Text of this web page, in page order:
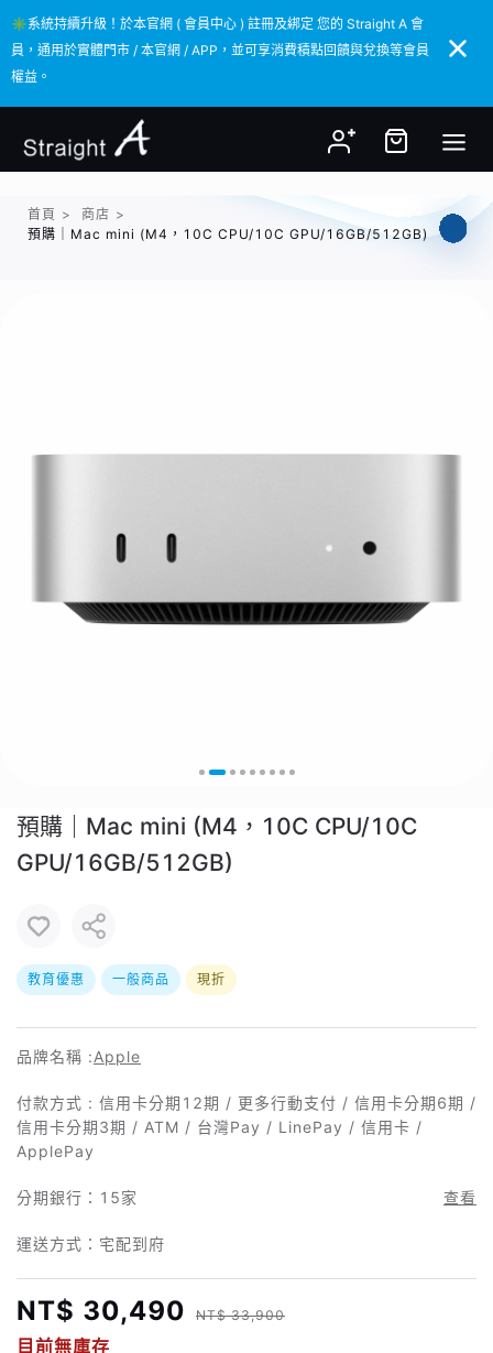
✳️系統持續升級！於本官網 ( 會員中心 ) 註冊及綁定 您的 Straight A 會
員，通用於實體門市 / 本官網 / APP，並可享消費積點回饋與兌換等會員
權益。
✳️系統持續升級！於本官網 ( 會員中心 ) 註冊及綁定 您的 Straight A 會
員，通用於實體門市 / 本官網 / APP，並可享消費積點回饋與兌換等會員
權益。
首頁 > 商店 >
預購｜Mac mini (M4，10C CPU/10C GPU/16GB/512GB)
預購｜Mac mini (M4，10C CPU/10C
GPU/16GB/512GB)
教育優惠 一般商品 現折
品牌名稱 :Apple
付款方式 : 信用卡分期12期 / 更多行動支付 / 信用卡分期6期 /
信用卡分期3期 / ATM / 台灣Pay / LinePay / 信用卡 /
ApplePay
分期銀行： 15家 查看
運送方式：宅配到府
NT$ 30,490 NT$ 33,900
目前無庫存